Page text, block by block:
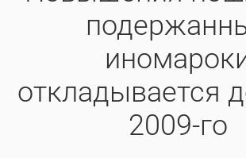
откладывается
2009-го